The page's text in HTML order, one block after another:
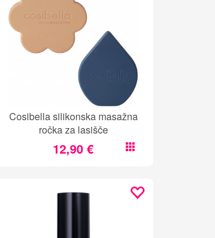
Cosibella silikonska masažna
ročka za lasišče
12,90 €